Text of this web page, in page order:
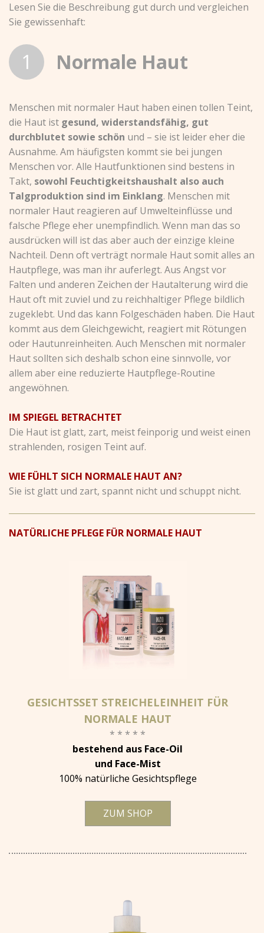
Lesen Sie die Beschreibung gut durch und vergleichen
Sie gewissenhaft:
1 Normale Haut
Menschen mit normaler Haut haben einen tollen Teint,
die Haut ist gesund, widerstandsfähig, gut
durchblutet sowie schön und – sie ist leider eher die
Ausnahme. Am häufigsten kommt sie bei jungen
Menschen vor. Alle Hautfunktionen sind bestens in
Takt, sowohl Feuchtigkeitshaushalt also auch
Talgproduktion sind im Einklang. Menschen mit
normaler Haut reagieren auf Umwelteinflüsse und
falsche Pflege eher unempfindlich. Wenn man das so
ausdrücken will ist das aber auch der einzige kleine
Nachteil. Denn oft verträgt normale Haut somit alles an
Hautpflege, was man ihr auferlegt. Aus Angst vor
Falten und anderen Zeichen der Hautalterung wird die
Haut oft mit zuviel und zu reichhaltiger Pflege bildlich
zugeklebt. Und das kann Folgeschäden haben. Die Haut
kommt aus dem Gleichgewicht, reagiert mit Rötungen
oder Hautunreinheiten. Auch Menschen mit normaler
Haut sollten sich deshalb schon eine sinnvolle, vor
allem aber eine reduzierte Hautpflege-Routine
angewöhnen.
IM SPIEGEL BETRACHTET
Die Haut ist glatt, zart, meist feinporig und weist einen
strahlenden, rosigen Teint auf.
WIE FÜHLT SICH NORMALE HAUT AN?
Sie ist glatt und zart, spannt nicht und schuppt nicht.
NATÜRLICHE PFLEGE FÜR NORMALE HAUT
GESICHTSSET STREICHELEINHEIT FÜR
NORMALE HAUT
* * * * *
bestehend aus Face-Oil
und Face-Mist
100% natürliche Gesichtspflege
ZUM SHOP